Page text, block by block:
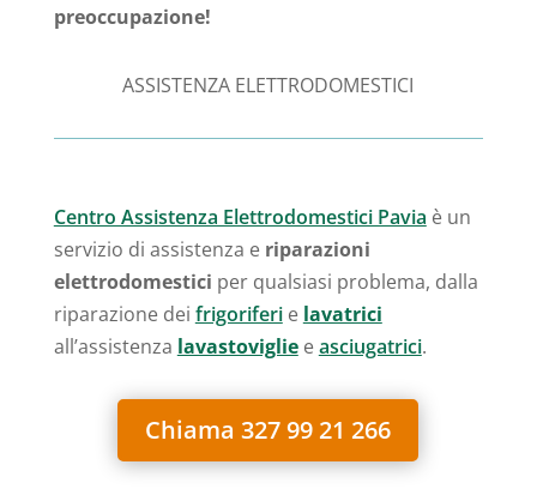
preoccupazione!
ASSISTENZA ELETTRODOMESTICI
Centro Assistenza Elettrodomestici Pavia è un
servizio di assistenza e riparazioni
elettrodomestici per qualsiasi problema, dalla
riparazione dei frigoriferie lavatrici
all’assistenza lavastoviglieeasciugatrici.
Chiama 327 99 21 266